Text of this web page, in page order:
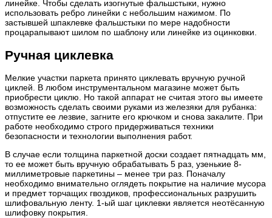
линейке. Чтобы сделать изогнутые фальшстыки, нужно
использовать ребро линейки с небольшим нажимом. По
застывшей шпаклевке фальшстыки по мере надобности
процарапывают шилом по шаблону или линейке из оцинковки.
Ручная циклевка
Мелкие участки паркета принято циклевать вручную ручной
циклей. В любом инструментальном магазине может быть
приобрести циклю. Но такой аппарат не считая этого вы имеете
возможность сделать своими руками из железяки для рубанка:
отпустите ее лезвие, загните его крючком и снова закалите. При
работе необходимо строго придерживаться техники
безопасности и технологии выполнения работ.
В случае если толщина паркетной доски создает пятнадцать мм,
то ее может быть вручную обрабатывать 5 раз, узенькие 8-
миллиметровые паркетины – менее три раз. Поначалу
необходимо внимательно оглядеть покрытие на наличие мусора
и предмет торчащих гвоздиков, профессиональных разрушить
шлифовальную ленту. 1-ый шаг циклевки является неотёсанную
шлифовку покрытия.